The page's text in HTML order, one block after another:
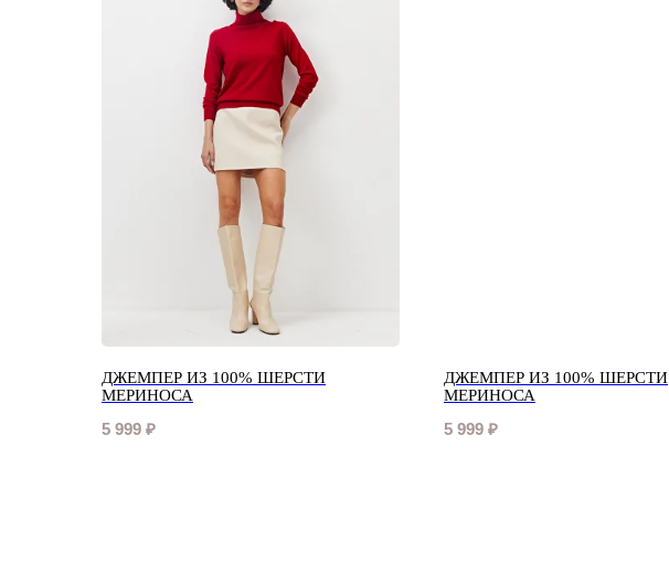
ДЖЕМПЕР ИЗ 100% ШЕРСТИ
МЕРИНОСА
5 999 ₽
ДЖЕМПЕР ИЗ 100% ШЕРСТИ
МЕРИНОСА
5 999 ₽